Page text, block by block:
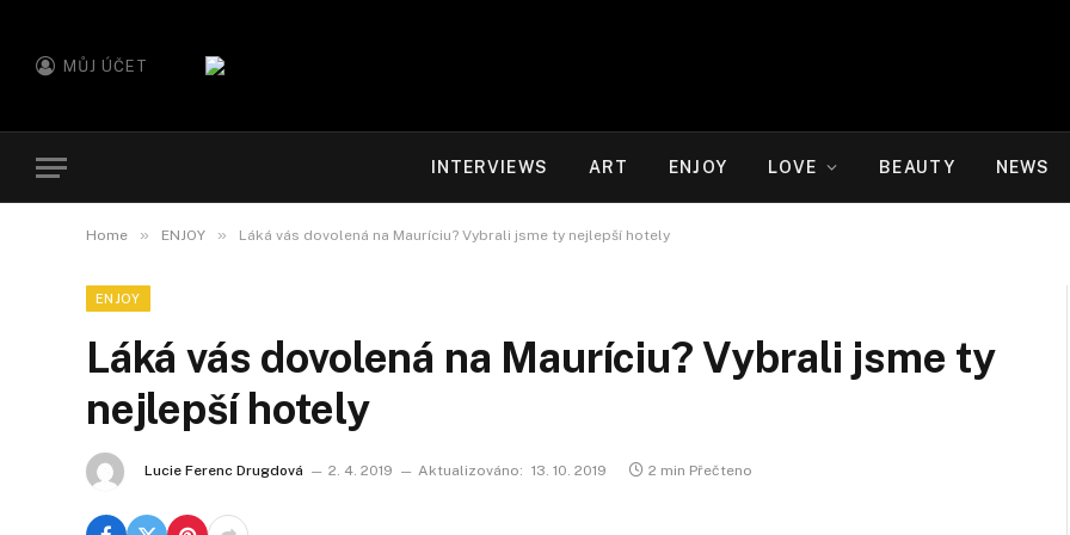
MŮJ ÚČET
INTERVIEWS ART ENJOY LOVE BEAUTY NEWS
Home » ENJOY » Láká vás dovolená na Mauríciu? Vybrali jsme ty nejlepší hotely
ENJOY
Láká vás dovolená na Mauríciu? Vybrali jsme ty
nejlepší hotely
Lucie Ferenc Drugdová 2. 4. 2019 Aktualizováno: 13. 10. 2019 2 min Přečteno